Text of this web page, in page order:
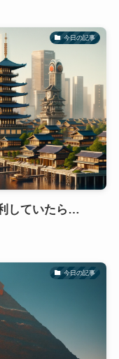
今日の記事
していたら…
今日の記事